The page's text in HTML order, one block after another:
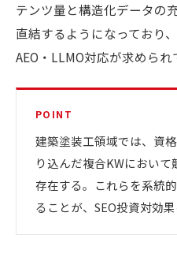
テンツ量と構造化データの
直結するようになっており
AEO・LLMO対応が求められ
POINT
建築塗装工領域では、資
り込んだ複合KWにおい
存在する。これらを系統
ることが、SEO投資対効